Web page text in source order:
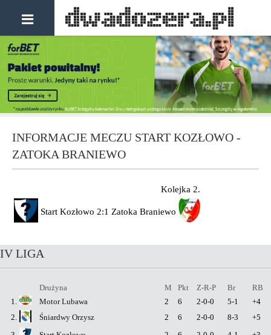
INFORMACJE MECZU START KOZŁOWO -
ZATOKA BRANIEWO
Kolejka 2.
Start Kozłowo 2:1 Zatoka Braniewo
IV LIGA
Drużyna M Pkt Z-R-P Br
RB
1.
Motor Lubawa 2 6 2-0-0 5-1
+4
2.
Śniardwy Orzysz 2 6 2-0-0 8-3
+5